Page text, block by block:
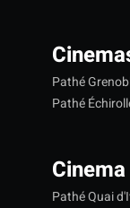
Pathé
Pathé
Pathé Quai